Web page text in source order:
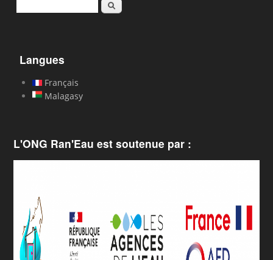
Rechercher
Langues
Français
Malagasy
L'ONG Ran'Eau est soutenue par :